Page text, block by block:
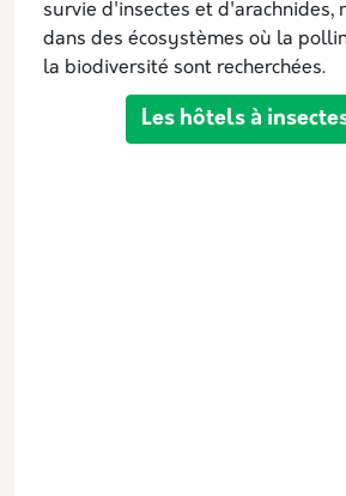
survie d'insectes et d'arachnides,
dans des écosystèmes où la
la biodiversité sont recherchées.
Les hôtels à